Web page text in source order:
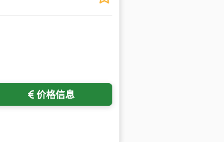
价格信息